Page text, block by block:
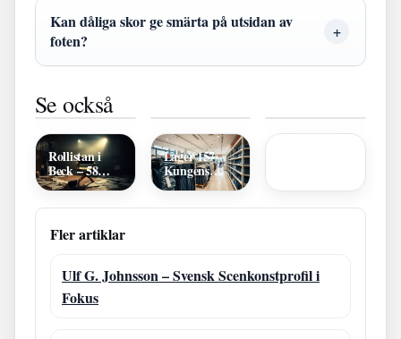
Kan dåliga skor ge smärta på utsidan av
foten?
Se också
Place: Day
One –
och recension analys | UCL
2026
Rollistan i
Beck – 58
minuter: Alla
och fakta
Lager 157
Kungens
Kurva –
priser &
Redmi Note 7
Fler artiklar
Ulf G. Johnsson – Svensk Scenkonstprofil i
Fokus